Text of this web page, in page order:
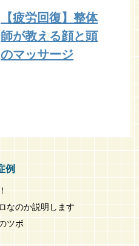
【疲労回復】整体
師が教える顔と頭
のマッサージ
例
なのか説明します
ツボ